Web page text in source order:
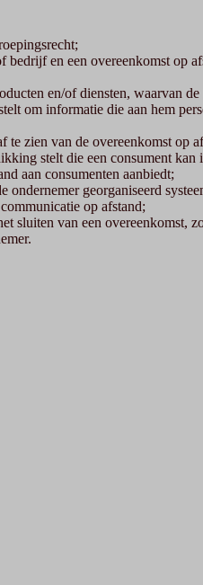
en een overeenkomst op
en/of diensten, waarvan
om informatie die aan hem
zien van de overeenkomst op
stelt die een consument
aan consumenten aanbiedt;
ondernemer georganiseerd
op afstand;
sluiten van een overeenkomst,